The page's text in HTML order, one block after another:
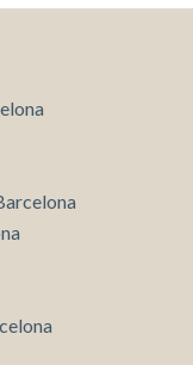
um
zu
Sie deren
zu verhindern,
obwohl er
beim